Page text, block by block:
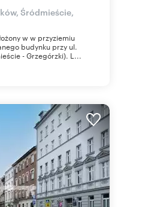
Śródmieście,
w w przyziemiu
budynku przy ul.
- Grzegórzki). L...